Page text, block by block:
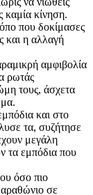
καμία κίνηση.
που δοκίμασες
και η αλλαγή
αμφιβολία
ρωτάς
τους, άσχετα
και στο
τα, συζήτησε
μεγάλη
τα εμπόδια που
όσο πιο
σε